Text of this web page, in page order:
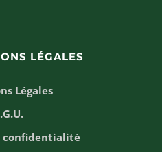
LÉGALES
Légales
confidentialité